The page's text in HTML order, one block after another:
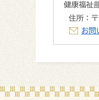
健康福祉
住所：
お問